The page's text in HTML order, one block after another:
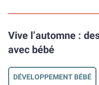
Vive l’automne : des activités pour s’amuser
avec bébé
DÉVELOPPEMENT BÉBÉ